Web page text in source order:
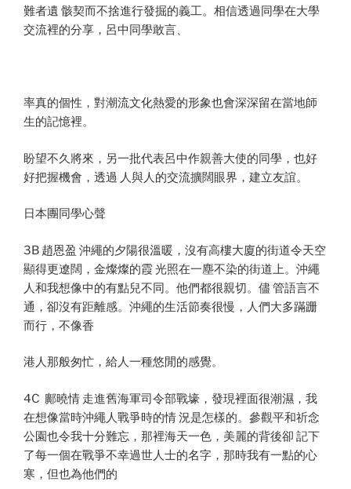
難者遺 骸契而不捨進行發掘的義工。相信透過同學在大學
交流裡的分享，呂中同學敢言、
率真的個性，對潮流文化熱愛的形象也會深深留在當地師
生的記憶裡。
盼望不久將來，另一批代表呂中作親善大使的同學，也好
好把握機會，透過 人與人的交流擴闊眼界，建立友誼。
日本團同學心聲
3B 趙恩盈 沖繩的夕陽很溫暖，沒有高樓大廈的街道令天空
顯得更遼闊，金燦燦的霞 光照在一塵不染的街道上。沖繩
人和我想像中的有點兒不同。他們都很親切。儘 管語言不
通，卻沒有距離感。沖繩的生活節奏很慢，人們大多蹣跚
而行，不像香
港人那般匆忙，給人一種悠閒的感覺。
4C 鄺曉情 走進舊海軍司令部戰壕，發現裡面很潮濕，我
在想像當時沖繩人戰爭時的情 況是怎樣的。參觀平和祈念
公園也令我十分難忘，那裡海天一色，美麗的背後卻 記下
了每一個在戰爭不幸過世人士的名字，那時我有一點的心
寒，但也為他們的